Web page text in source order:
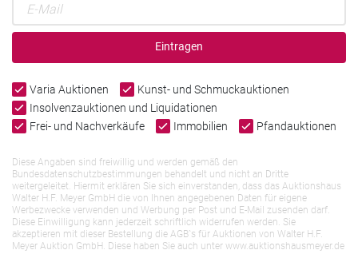
Eintragen
Varia Auktionen
Kunst- und Schmuckauktionen
Insolvenzauktionen und Liquidationen
Frei- und Nachverkäufe
Immobilien Pfandauktionen
Diese Angaben sind freiwillig und werden gemäß den
Bundesdatenschutzbestimmungen behandelt und nicht an Dritte
weitergeleitet. Hiermit erklären Sie sich einverstanden, dass das Auktionshaus
Walter H.F. Meyer GmbH die von Ihnen angegebenen Daten für eigene
Werbezwecke verwenden und Werbung per Post und E-Mail zusenden darf.
Diese Einwilligung kann jederzeit schriftlich widerrufen werden. Sie
akzeptieren mit dieser Bestellung die AGB`s für Auktionen von Walter H.F.
Meyer Auktion GmbH. Diese haben Sie auch unter www.auktionshausmeyer.de